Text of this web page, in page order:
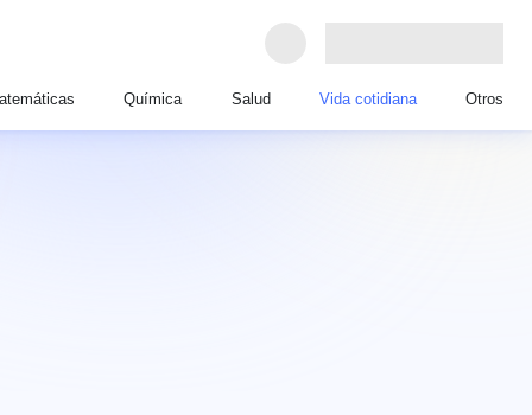
Química Salud Vida cotidiana Otros